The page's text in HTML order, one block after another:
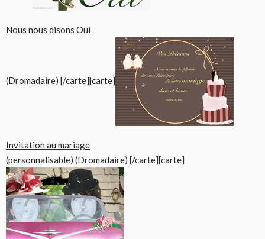
Nous nous disons Oui
(Dromadaire) [/carte][carte]
Invitation au mariage
(personnalisable) (Dromadaire) [/carte][carte]